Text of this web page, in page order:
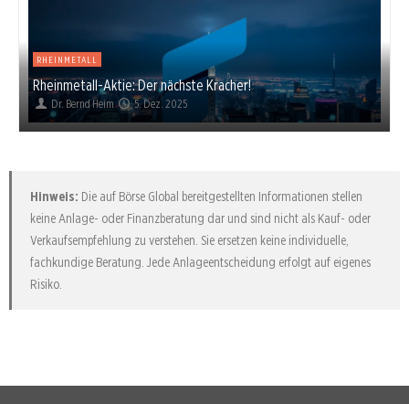
RHEINMETALL
Rheinmetall-Aktie: Der nächste Kracher!
Dr. Bernd Heim 5. Dez. 2025
Hinweis: Die auf Börse Global bereitgestellten Informationen stellen
keine Anlage- oder Finanzberatung dar und sind nicht als Kauf- oder
Verkaufsempfehlung zu verstehen. Sie ersetzen keine individuelle,
fachkundige Beratung. Jede Anlageentscheidung erfolgt auf eigenes
Risiko.